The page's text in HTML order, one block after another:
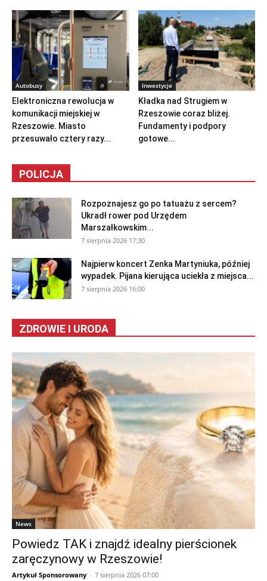
Autobusy
Elektroniczna rewolucja w
komunikacji miejskiej w
Rzeszowie. Miasto
przesuwało cztery razy...
Inwestycje
Kładka nad Strugiem w
Rzeszowie coraz bliżej.
Fundamenty i podpory
gotowe...
POLICJA
Rozpoznajesz go po tatuażu z sercem?
Ukradł rower pod Urzędem
Marszałkowskim...
7 sierpnia 2026 17:30
Najpierw koncert Zenka Martyniuka, później
wypadek. Pijana kierująca uciekła z miejsca...
7 sierpnia 2026 16:00
ZDROWIE I URODA
News
Powiedz TAK i znajdź idealny pierścionek
zaręczynowy w Rzeszowie!
Artykuł Sponsorowany - 7 sierpnia 2026 07:00